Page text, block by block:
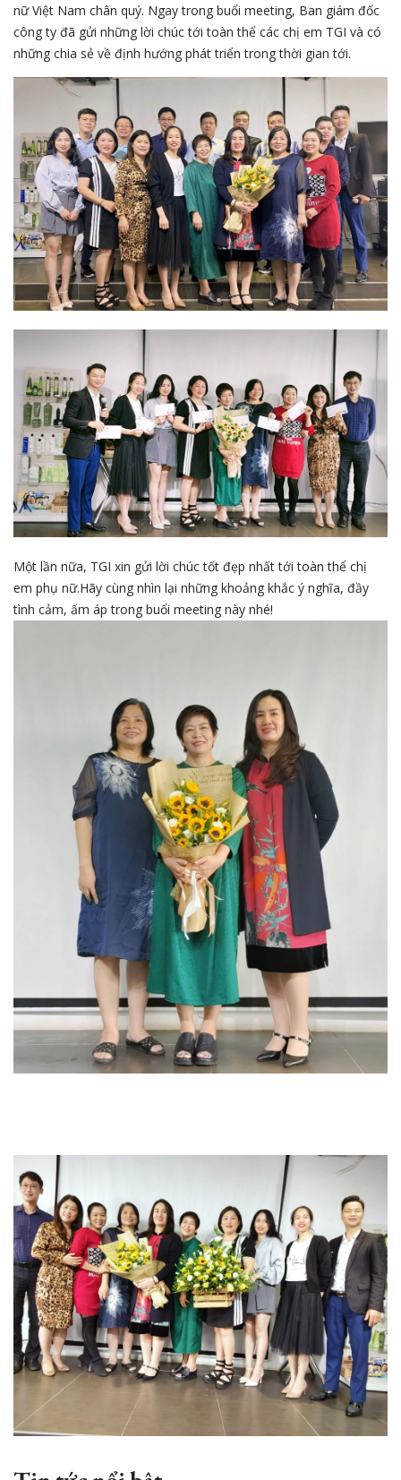
nữ Việt Nam chân quý. Ngay trong buổi meeting, Ban giám đốc
công ty đã gửi những lời chúc tới toàn thể các chị em TGI và có
những chia sẻ về định hướng phát triển trong thời gian tới.
Một lần nữa, TGI xin gửi lời chúc tốt đẹp nhất tới toàn thể chị
em phụ nữ.Hãy cùng nhìn lại những khoảng khắc ý nghĩa, đầy
tình cảm, ấm áp trong buổi meeting này nhé!